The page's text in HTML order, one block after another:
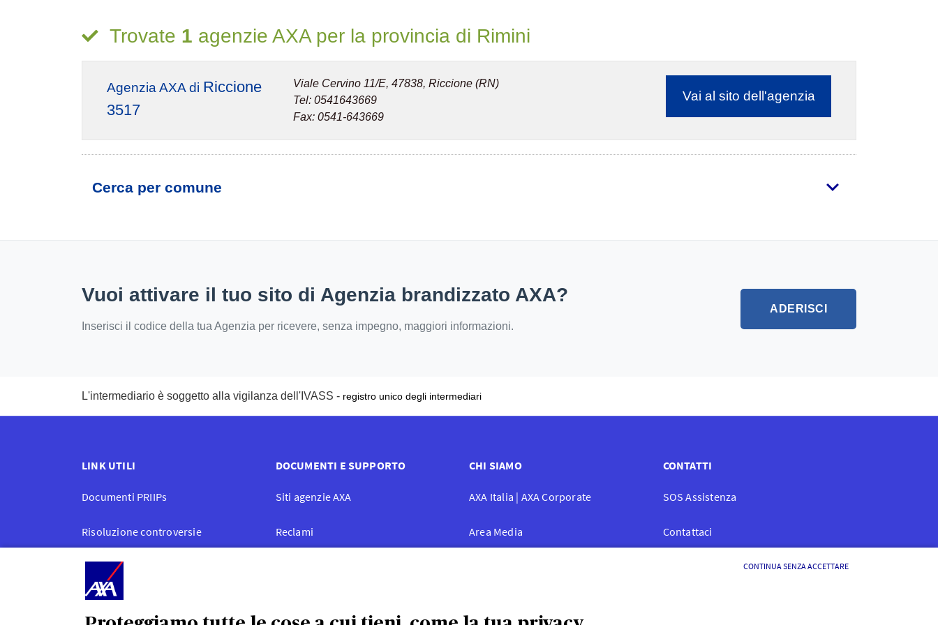
CONTINUA SENZA ACCETTARE
Trovate 1 agenzie AXA per la provincia di Rimini
Agenzia AXA di Riccione
3517
Viale Cervino 11/E, 47838, Riccione (RN)
Tel: 0541643669
Fax: 0541-643669
Vai al sito dell'agenzia
Cerca per comune
Vuoi attivare il tuo sito di Agenzia brandizzato AXA?
Inserisci il codice della tua Agenzia per ricevere, senza impegno, maggiori informazioni.
ADERISCI
L'intermediario è soggetto alla vigilanza dell'IVASS - registro unico degli intermediari
LINK UTILI
Documenti PRIIPs
Risoluzione controversie
Carta degli impegni
Quotazione e rendimenti
DOCUMENTI E SUPPORTO
Siti agenzie AXA
Reclami
CHI SIAMO
AXA Italia | AXA Corporate
Area Media
CONTATTI
SOS Assistenza
Contattaci